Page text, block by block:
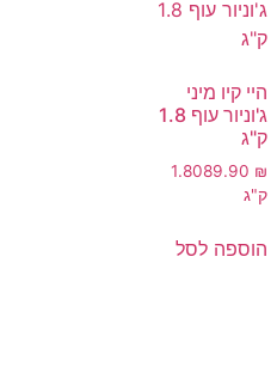
היי קיו מיני
ג'וניור עוף 1.8
ק"ג
89.90 ₪
1.80
ק"ג
הוספה לסל